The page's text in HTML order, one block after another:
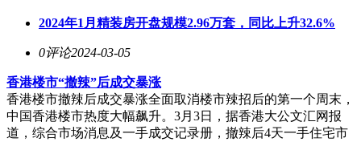
2024年1月精装房开盘规模2.96万套，同比上升32.6%
0评论2024-03-05
香港楼市“撤辣”后成交暴涨
香港楼市撤辣后成交暴涨全面取消楼市辣招后的第一个周末，
中国香港楼市热度大幅飙升。3月3日，据香港大公文汇网报
道，综合市场消息及一手成交记录册，撤辣后4天一手住宅市